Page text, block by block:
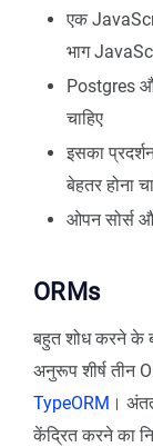
एक
भाग
Postgres
चाहिए
इसका
बेहतर होना
ओपन सोर्स
ORMs
बहुत शोध करने के
अनुरूप शीर्ष तीन
TypeORM ।
केंद्रित करने का